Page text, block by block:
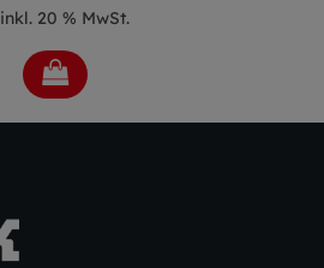
inkl. 20 % MwSt.